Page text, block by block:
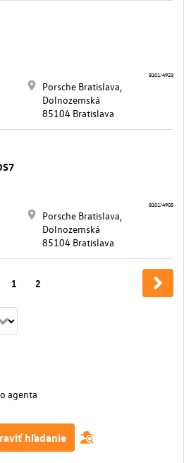
Porsche Bratislava,
Dolnozemská
85104 Bratislava
8101/4923
Porsche Bratislava,
Dolnozemská
85104 Bratislava
8101/4905
1 2
agenta
hľadanie